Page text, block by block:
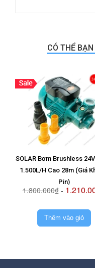
CÓ THỂ
SOLAR Bơm Brushless
1.500L/H Cao 28m (Giá
Pin)
1.800.000₫-
Thêm vào giỏ